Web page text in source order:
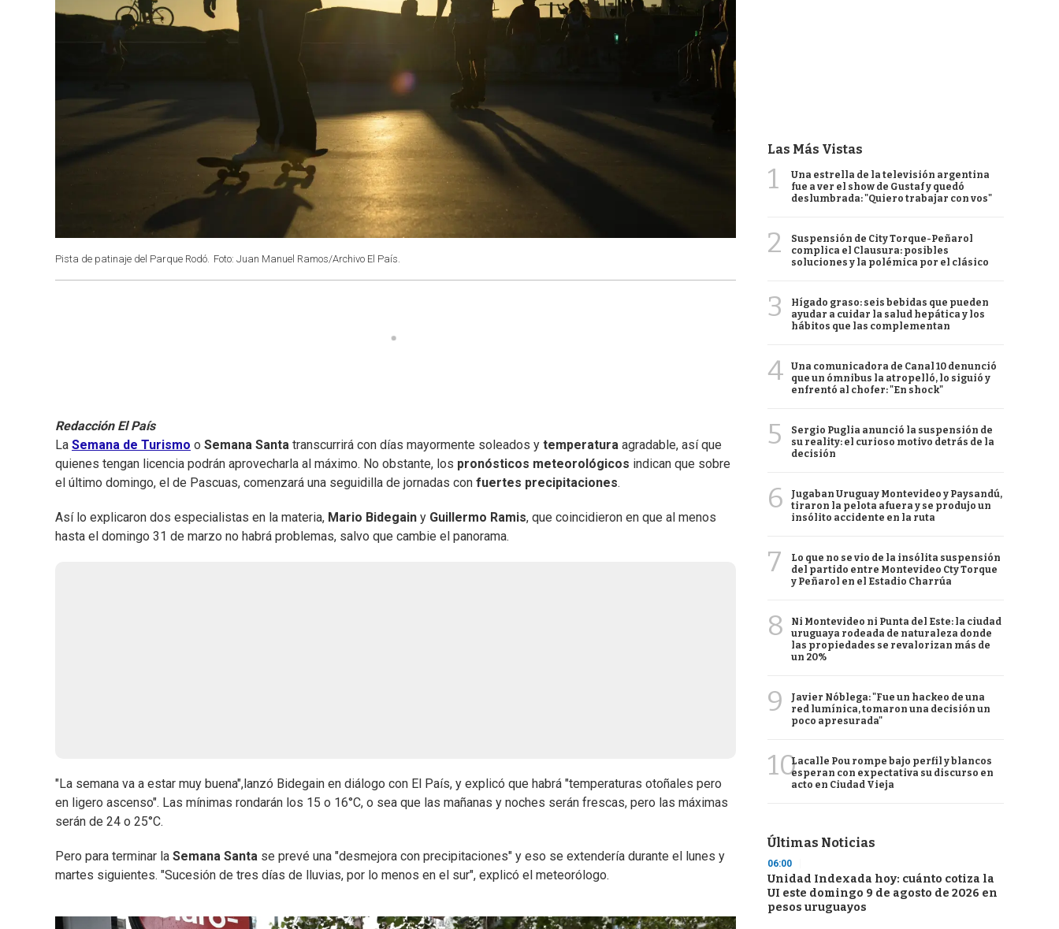
Pista de patinaje del Parque Rodó. Foto: Juan Manuel Ramos/Archivo El País.
Redacción El País
La Semana de Turismo o Semana Santa transcurrirá con días mayormente soleados y temperatura agradable, así que
quienes tengan licencia podrán aprovecharla al máximo. No obstante, los pronósticos meteorológicos indican que sobre
el último domingo, el de Pascuas, comenzará una seguidilla de jornadas con fuertes precipitaciones.
Así lo explicaron dos especialistas en la materia, Mario Bidegain y Guillermo Ramis, que coincidieron en que al menos
hasta el domingo 31 de marzo no habrá problemas, salvo que cambie el panorama.
"La semana va a estar muy buena",lanzó Bidegain en diálogo con El País, y explicó que habrá "temperaturas otoñales pero
en ligero ascenso". Las mínimas rondarán los 15 o 16°C, o sea que las mañanas y noches serán frescas, pero las máximas
serán de 24 o 25°C.
Pero para terminar la Semana Santa se prevé una "desmejora con precipitaciones" y eso se extendería durante el lunes y
martes siguientes. "Sucesión de tres días de lluvias, por lo menos en el sur", explicó el meteorólogo.
Las Más Vistas
1
Una estrella de la televisión argentina
fue a ver el show de Gustaf y quedó
deslumbrada: "Quiero trabajar con vos"
2
Suspensión de City Torque-Peñarol
complica el Clausura: posibles
soluciones y la polémica por el clásico
3
Hígado graso: seis bebidas que pueden
ayudar a cuidar la salud hepática y los
hábitos que las complementan
4
Una comunicadora de Canal 10 denunció
que un ómnibus la atropelló, lo siguió y
enfrentó al chofer: "En shock"
5
Sergio Puglia anunció la suspensión de
su reality: el curioso motivo detrás de la
decisión
6
Jugaban Uruguay Montevideo y Paysandú,
tiraron la pelota afuera y se produjo un
insólito accidente en la ruta
7
Lo que no se vio de la insólita suspensión
del partido entre Montevideo Cty Torque
y Peñarol en el Estadio Charrúa
8
Ni Montevideo ni Punta del Este: la ciudad
uruguaya rodeada de naturaleza donde
las propiedades se revalorizan más de
un 20%
9
Javier Nóblega: "Fue un hackeo de una
red lumínica, tomaron una decisión un
poco apresurada"
10Lacalle Pou rompe bajo perfil y blancos
esperan con expectativa su discurso en
acto en Ciudad Vieja
Últimas Noticias
06:00
Unidad Indexada hoy: cuánto cotiza la
UI este domingo 9 de agosto de 2026 en
pesos uruguayos